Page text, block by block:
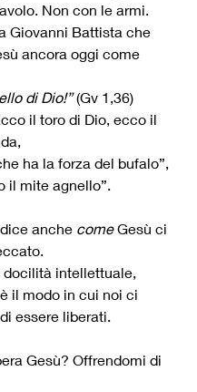
Non con le armi.
Giovanni Battista che
ancora oggi come
di Dio!” (Gv 1,36)
il toro di Dio, ecco il
ha la forza del bufalo”,
il mite agnello”.
anche come Gesù ci
docilità intellettuale,
il modo in cui noi ci
essere liberati.
Gesù? Offrendomi di